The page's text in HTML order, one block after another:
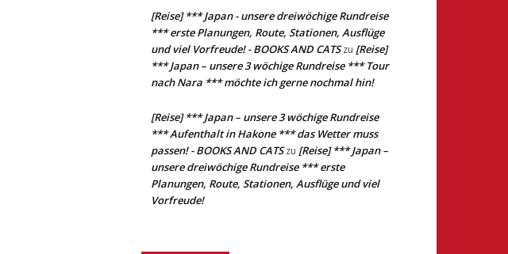
[Reise] *** Japan - unsere dreiwöchige Rundreise
*** erste Planungen, Route, Stationen, Ausflüge
und viel Vorfreude! - BOOKS AND CATSzu [Reise]
*** Japan – unsere 3 wöchige Rundreise *** Tour
nach Nara *** möchte ich gerne nochmal hin!
[Reise] *** Japan – unsere 3 wöchige Rundreise
*** Aufenthalt in Hakone *** das Wetter muss
passen! - BOOKS AND CATSzu [Reise] *** Japan –
unsere dreiwöchige Rundreise *** erste
Planungen, Route, Stationen, Ausflüge und viel
Vorfreude!